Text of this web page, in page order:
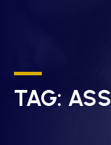
TAG: